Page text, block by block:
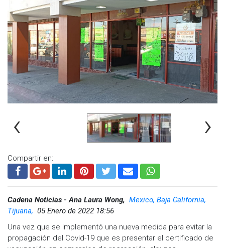
‹ ›
Compartir en:
Cadena Noticias - Ana Laura Wong, Mexico, Baja California,
Tijuana, 05 Enero de 2022 18:56
Una vez que se implementó una nueva medida para evitar la
propagación del Covid-19 que es presentar el certificado de